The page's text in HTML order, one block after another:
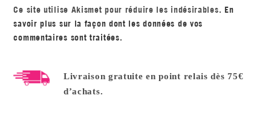
Ce site utilise Akismet pour réduire les indésirables. En
savoir plus sur la façon dont les données de vos
commentaires sont traitées.
Livraison gratuite en point relais dès 75€
d’achats.